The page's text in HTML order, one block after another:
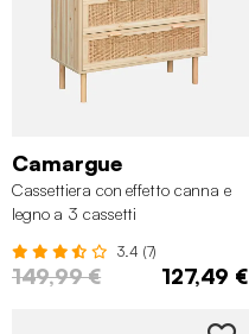
Camargue
Cassettiera con effetto canna e
legno a 3 cassetti
3.4 (7)
149,99 € 127,49 €